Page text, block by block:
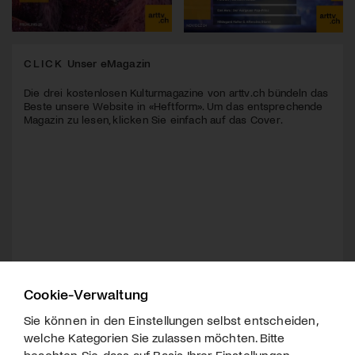
CLICK Unser eMagazin
Die drei kostenlosen Kulturmagazine von arttv.ch bündeln das
Beste unsere Website in «Heftform». Um das entsprechende
Magazin zu lesen, klicken Sie einfach auf das Cover.
Cookie-Verwaltung
Sie können in den Einstellungen selbst entscheiden,
welche Kategorien Sie zulassen möchten. Bitte